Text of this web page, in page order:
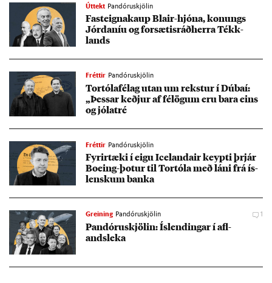
Úttekt Pandóruskjölin
Fast­eigna­kaup Bla­ir-hjóna, kon­ungs
Jórdan­íu og for­sæt­is­ráð­herra Tékk­
lands
Fréttir Pandóruskjölin
Tor­tóla­fé­lag ut­an um rekst­ur í Dúbaí:
„Þess­ar keðj­ur af fé­lög­um eru bara eins
og jóla­tré
Fréttir Pandóruskjölin
Fyr­ir­tæki í eigu Icelanda­ir keypti þrjár
Boeing-þot­ur til Tor­tóla með láni frá ís­
lensk­um banka
Greining Pandóruskjölin 1
Pan­dóru­skjöl­in: Ís­lend­ing­ar í af­l­
andsleka